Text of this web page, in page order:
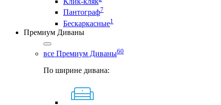
Пантограф7
Бескаркасные1
Премиум Диваны
все Премиум Диваны60
По ширине дивана: